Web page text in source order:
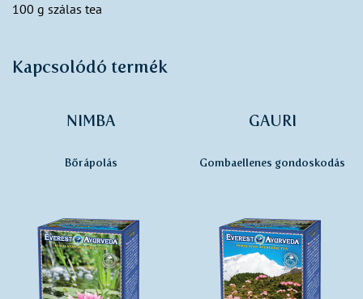
100 g szálas tea
Kapcsolódó termék
NIMBA
Bőrápolás
GAURI
Gombaellenes gondoskodás